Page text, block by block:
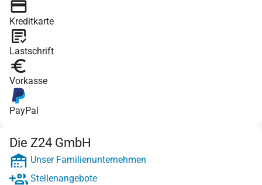
Kreditkarte
Lastschrift
Vorkasse
PayPal
Die Z24 GmbH
Unser Familienunternehmen
Stellenangebote